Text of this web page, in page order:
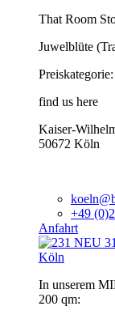
That Room
Juwelblüte
find us here
Kaiser-
50672 Köln
+49
Anfahrt
Köln
In unserem
200 qm: